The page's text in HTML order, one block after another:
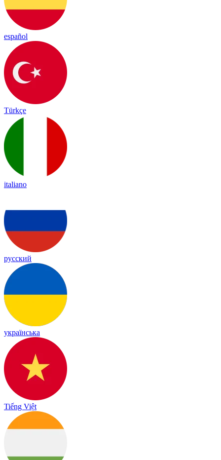
español
Türkçe
italiano
русский
українська
Tiếng Việt